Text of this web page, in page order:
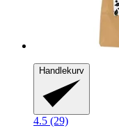
Handlekurv
4.5 (29)